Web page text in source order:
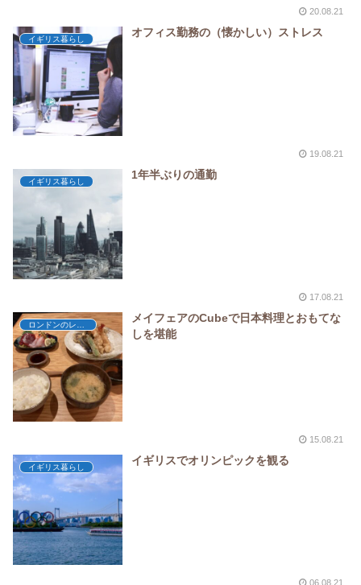
20.08.21
イギリス暮らし
オフィス勤務の（懐かしい）ストレス
19.08.21
イギリス暮らし
1年半ぶりの通勤
17.08.21
メイフェアのCubeで日本料理とおもてな
しを堪能
15.08.21
イギリス暮らし
イギリスでオリンピックを観る
06.08.21